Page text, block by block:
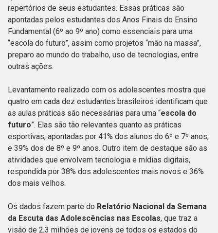
repertórios de seus estudantes. Essas práticas são
apontadas pelos estudantes dos Anos Finais do Ensino
Fundamental (6º ao 9º ano) como essenciais para uma
“escola do futuro”, assim como projetos “mão na massa”,
preparo ao mundo do trabalho, uso de tecnologias, entre
outras ações.
Levantamento realizado com os adolescentes mostra que
quatro em cada dez estudantes brasileiros identificam que
as aulas práticas são necessárias para uma “escola do
futuro”. Elas são tão relevantes quanto as práticas
esportivas, apontadas por 41% dos alunos do 6º e 7º anos,
e 39% dos de 8º e 9º anos. Outro item de destaque são as
atividades que envolvem tecnologia e mídias digitais,
respondida por 38% dos adolescentes mais novos e 36%
dos mais velhos.
Os dados fazem parte do Relatório Nacional da Semana
da Escuta das Adolescências nas Escolas, que traz a
visão de 2,3 milhões de jovens de todos os estados do